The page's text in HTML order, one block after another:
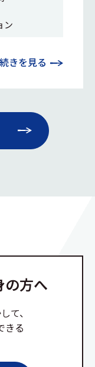
ン
続きを見る
の方へ
て、
きる